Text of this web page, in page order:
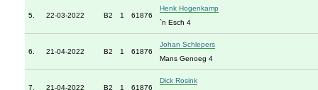
5. 22-03-2022 B2 1 61876
Henk Hogenkamp
`n Esch 4
6. 21-04-2022 B2 1 61876
Johan Schlepers
Mans Genoeg 4
7. 21-04-2022 B2 1 61876
Dick Rosink